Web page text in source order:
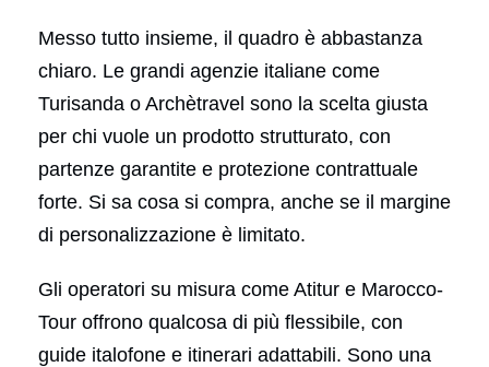
Messo tutto insieme, il quadro è abbastanza
chiaro. Le grandi agenzie italiane come
Turisanda o Archètravel sono la scelta giusta
per chi vuole un prodotto strutturato, con
partenze garantite e protezione contrattuale
forte. Si sa cosa si compra, anche se il margine
di personalizzazione è limitato.
Gli operatori su misura come Atitur e Marocco-
Tour offrono qualcosa di più flessibile, con
guide italofone e itinerari adattabili. Sono una